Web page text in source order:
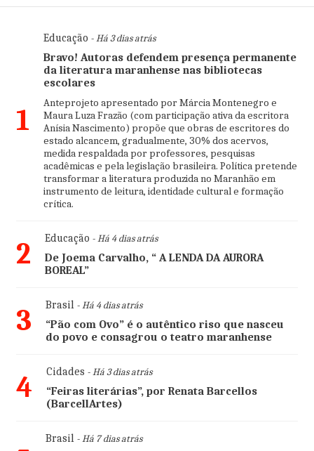
1
Educação - Há 3 dias atrás
Bravo! Autoras defendem presença permanente
da literatura maranhense nas bibliotecas
escolares
Anteprojeto apresentado por Márcia Montenegro e
Maura Luza Frazão (com participação ativa da escritora
Anísia Nascimento) propõe que obras de escritores do
estado alcancem, gradualmente, 30% dos acervos,
medida respaldada por professores, pesquisas
acadêmicas e pela legislação brasileira. Política pretende
transformar a literatura produzida no Maranhão em
instrumento de leitura, identidade cultural e formação
crítica.
2 Educação - Há 4 dias atrás
De Joema Carvalho, “ A LENDA DA AURORA
BOREAL”
3 Brasil- Há 4 dias atrás
“Pão com Ovo” é o autêntico riso que nasceu
do povo e consagrou o teatro maranhense
4 Cidades - Há 3 dias atrás
“Feiras literárias”, por Renata Barcellos
(BarcellArtes)
Brasil- Há 7 dias atrás